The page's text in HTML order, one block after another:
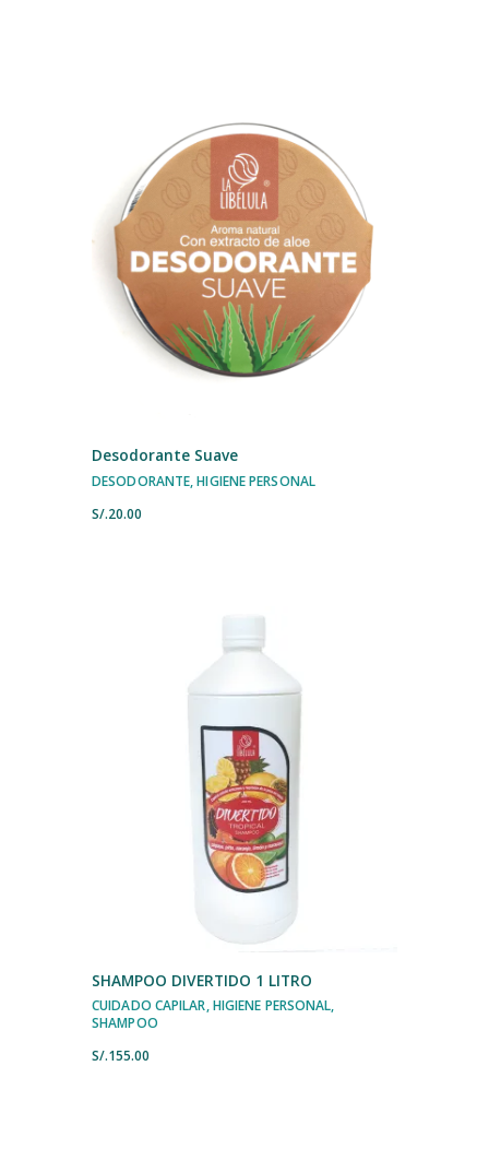
Desodorante Suave
DESODORANTE,HIGIENE PERSONAL
S/.20.00
SHAMPOO DIVERTIDO 1 LITRO
CUIDADO CAPILAR,HIGIENE PERSONAL,
SHAMPOO
S/.155.00